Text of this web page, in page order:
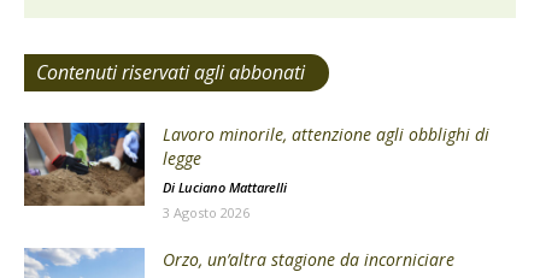
Contenuti riservati agli abbonati
Lavoro minorile, attenzione agli obblighi di
legge
Di Luciano Mattarelli
3 Agosto 2026
Orzo, un’altra stagione da incorniciare